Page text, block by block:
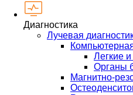
Диагностика
Лучевая
Легкие и
Органы
Магнитно-